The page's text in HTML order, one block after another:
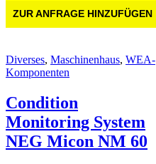
ZUR ANFRAGE HINZUFÜGEN
Diverses, Maschinenhaus, WEA-
Komponenten
Condition
Monitoring System
NEG Micon NM 60